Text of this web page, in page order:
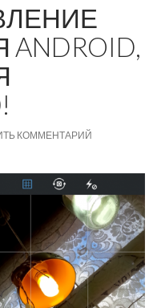
ANDROID,
КОММЕНТАРИЙ